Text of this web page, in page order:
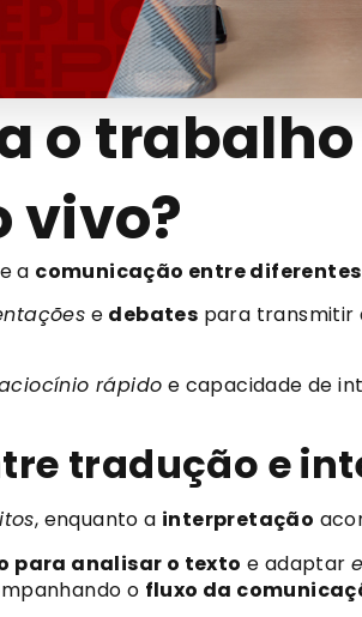
o
vivo?
a comunicação entre
e debates para transmitir
rápido e capacidade de
tradução e
, enquanto a interpretação
para analisar o texto e adaptar
o fluxo da